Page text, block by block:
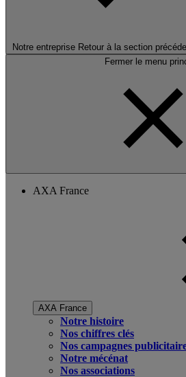
Notre entreprise Retour à la section
Fermer le menu
AXA France
AXA France
Notre histoire
Nos chiffres clés
Nos campagnes
Notre mécénat
Nos associations